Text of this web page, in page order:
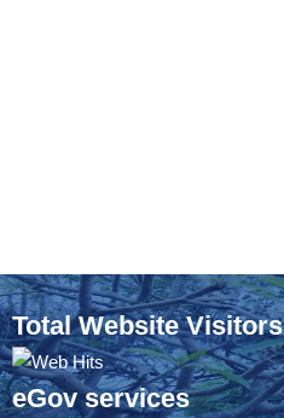
Total Website Visitors
eGov services